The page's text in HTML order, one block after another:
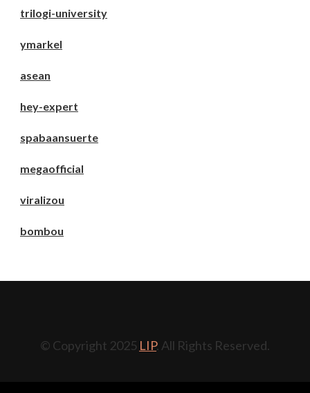
trilogi-university
ymarkel
asean
hey-expert
spabaansuerte
megaofficial
viralizou
bombou
© Copyright 2025 LIP. All Rights Reserved.